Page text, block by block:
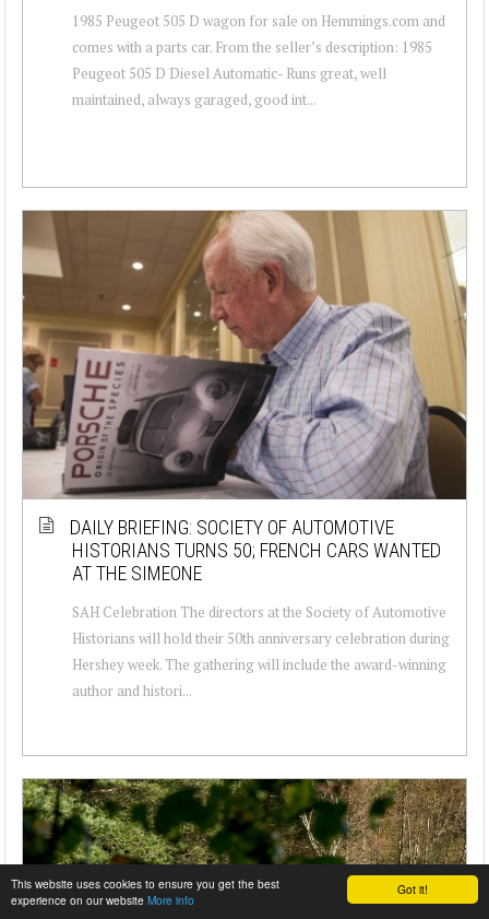
Got it!
This website uses cookies to ensure you get the best
experience on our website More info
1985 Peugeot 505 D wagon for sale on Hemmings.com and
comes with a parts car. From the seller’s description: 1985
Peugeot 505 D Diesel Automatic- Runs great, well
maintained, always garaged, good int...
DAILY BRIEFING: SOCIETY OF AUTOMOTIVE
HISTORIANS TURNS 50; FRENCH CARS WANTED
AT THE SIMEONE
SAH Celebration The directors at the Society of Automotive
Historians will hold their 50th anniversary celebration during
Hershey week. The gathering will include the award-winning
author and histori...